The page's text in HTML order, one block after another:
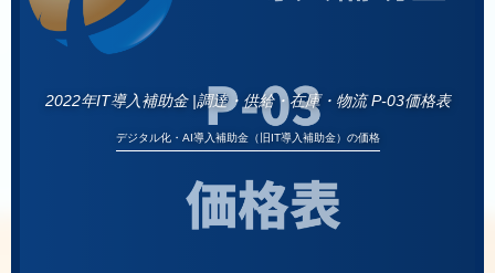
2022年IT導入補助金 |調達・供給・在庫・物流 P-03価格表
デジタル化・AI導入補助金（旧IT導入補助金）の価格